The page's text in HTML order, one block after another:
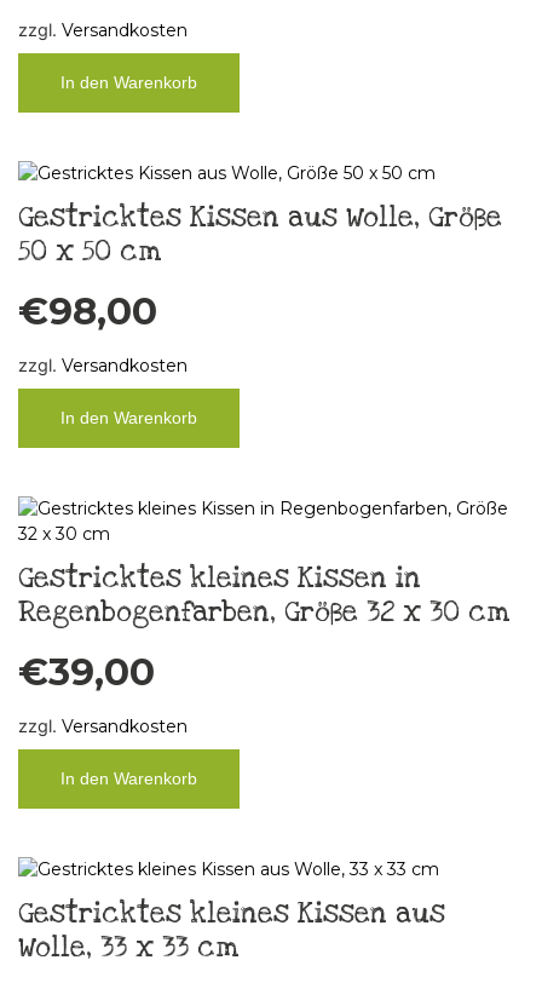
zzgl. Versandkosten
In den Warenkorb
Gestricktes Kissen aus Wolle, Größe
50 x 50 cm
€98,00
zzgl. Versandkosten
In den Warenkorb
Gestricktes kleines Kissen in
Regenbogenfarben, Größe 32 x 30 cm
€39,00
zzgl. Versandkosten
In den Warenkorb
Gestricktes kleines Kissen aus
Wolle, 33 x 33 cm